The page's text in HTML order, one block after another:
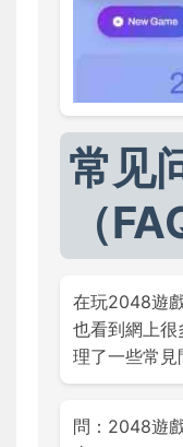
常见
（
在玩2048遊
也看到網上
理了一些常見
問：2048遊